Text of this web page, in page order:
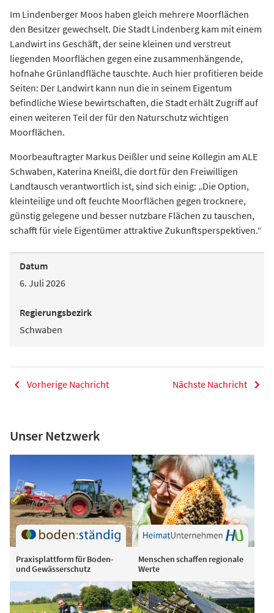
Im Lindenberger Moos haben gleich mehrere Moorflächen
den Besitzer gewechselt. Die Stadt Lindenberg kam mit einem
Landwirt ins Geschäft, der seine kleinen und verstreut
liegenden Moorflächen gegen eine zusammenhängende,
hofnahe Grünlandfläche tauschte. Auch hier profitieren beide
Seiten: Der Landwirt kann nun die in seinem Eigentum
befindliche Wiese bewirtschaften, die Stadt erhält Zugriff auf
einen weiteren Teil der für den Naturschutz wichtigen
Moorflächen.
Moorbeauftragter Markus Deißler und seine Kollegin am ALE
Schwaben, Katerina Kneißl, die dort für den Freiwilligen
Landtausch verantwortlich ist, sind sich einig: „Die Option,
kleinteilige und oft feuchte Moorflächen gegen trocknere,
günstig gelegene und besser nutzbare Flächen zu tauschen,
schafft für viele Eigentümer attraktive Zukunftsperspektiven.“
Datum
6. Juli 2026
Regierungsbezirk
Schwaben
Vorherige Nachricht Nächste Nachricht
Unser Netzwerk
Praxisplattform für Boden-
und Gewässerschutz
Menschen schaffen regionale
Werte